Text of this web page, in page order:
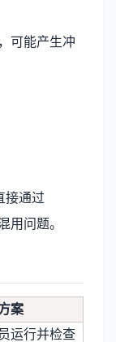
可能产生冲
接通过
用问题。
案
运行并检查